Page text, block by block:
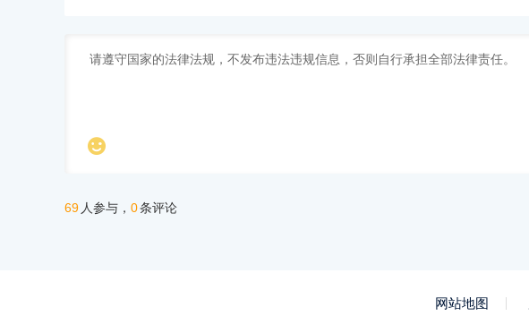

69 人参与， 0条评论
网站地图